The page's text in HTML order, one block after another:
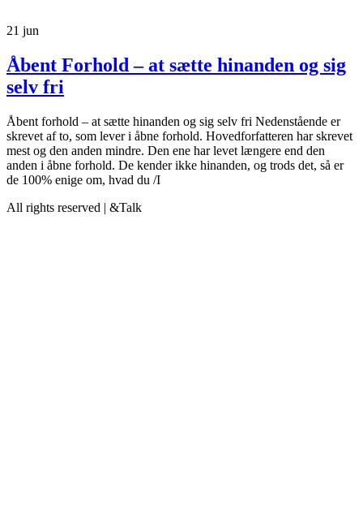
21 jun
Åbent Forhold – at sætte hinanden og sig
selv fri
Åbent forhold – at sætte hinanden og sig selv fri Nedenstående er
skrevet af to, som lever i åbne forhold. Hovedforfatteren har skrevet
mest og den anden mindre. Den ene har levet længere end den
anden i åbne forhold. De kender ikke hinanden, og trods det, så er
de 100% enige om, hvad du /I
All rights reserved | &Talk